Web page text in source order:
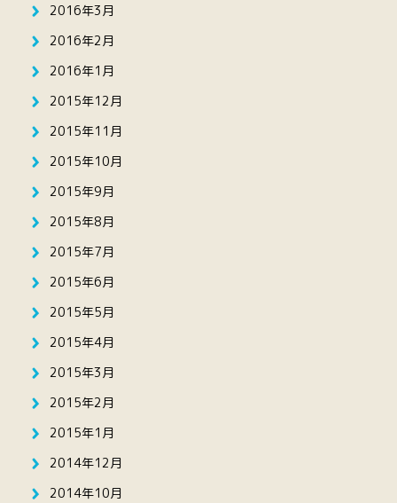
2016年3月
2016年2月
2016年1月
2015年12月
2015年11月
2015年10月
2015年9月
2015年8月
2015年7月
2015年6月
2015年5月
2015年4月
2015年3月
2015年2月
2015年1月
2014年12月
2014年10月